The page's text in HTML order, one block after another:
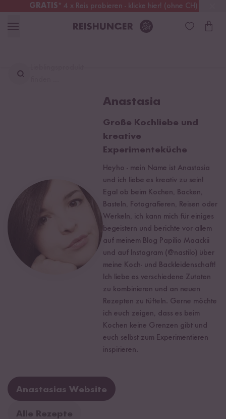
GRATIS* 4 x Reis probieren - klicke hier! (ohne CH)
Österreich Kostenloser Versand
Anastasia
Große Kochliebe und
kreative
Experimenteküche
Heyho - mein Name ist Anastasia
und ich liebe es kreativ zu sein!
Egal ob beim Kochen, Backen,
Basteln, Fotografieren, Reisen oder
Werkeln, ich kann mich für einiges
begeistern und berichte vor allem
auf meinem Blog Papilio Maackii
und auf Instagram (@nastilo) über
meine Koch- und Backleidenschaft!
Ich liebe es verschiedene Zutaten
zu kombinieren und an neuen
Rezepten zu tüfteln. Gerne möchte
ich euch zeigen, dass es beim
Kochen keine Grenzen gibt und
euch selbst zum Experimentieren
inspirieren.
Anastasias Website
Alle Rezepte